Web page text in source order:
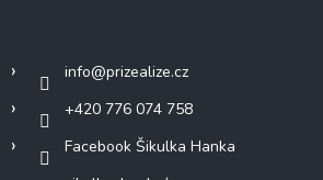
info@prizealize.cz
+420 776 074 758
Facebook Šikulka Hanka